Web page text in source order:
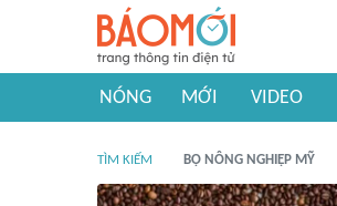
NÓNG MỚI VIDEO
TÌM KIẾM BỘ NÔNG NGHIỆP MỸ